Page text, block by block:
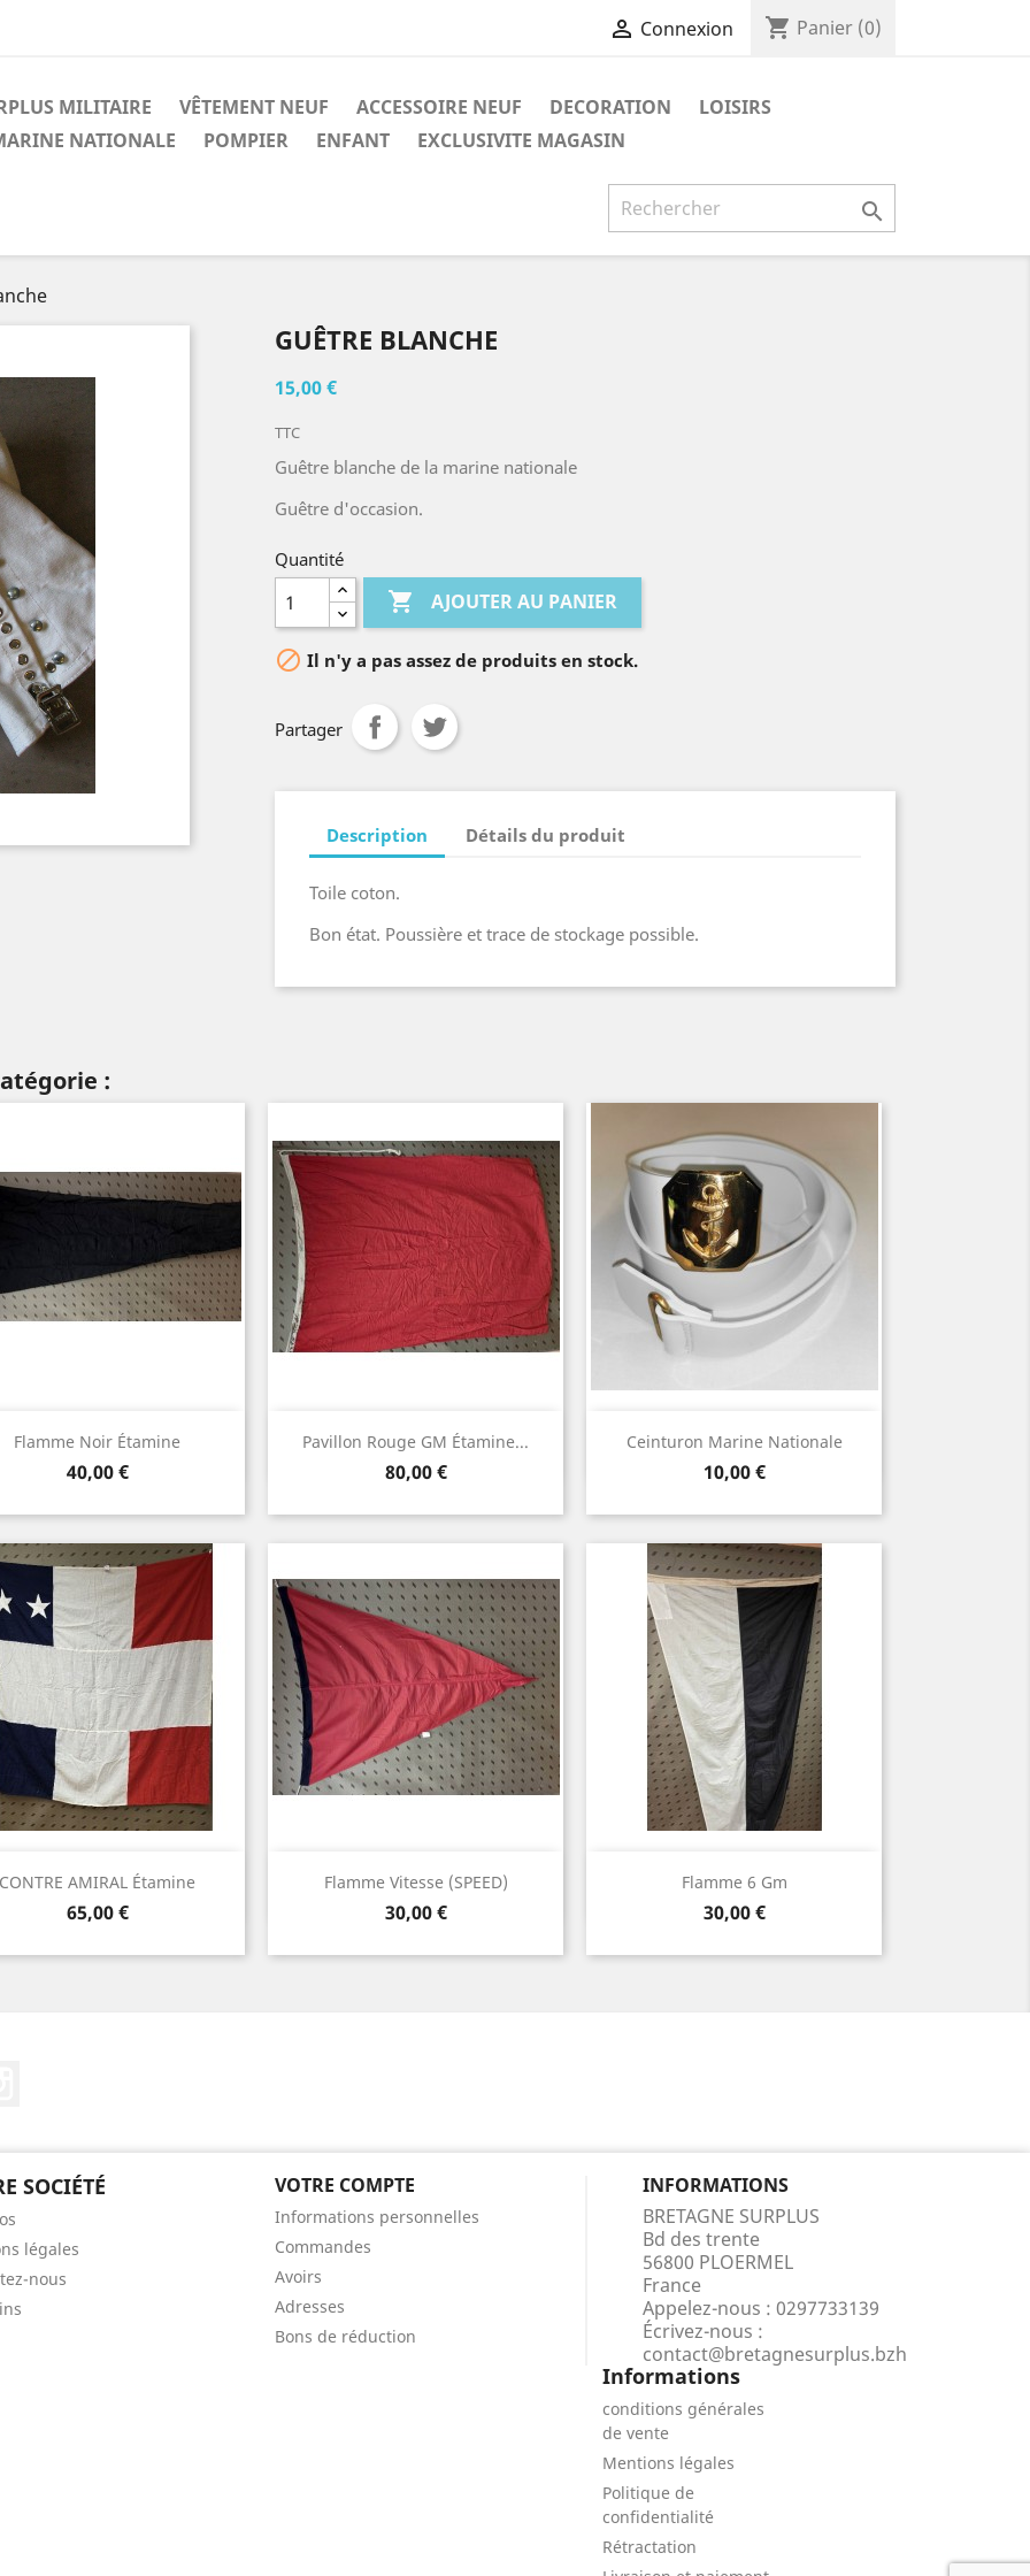
 Connexion shopping_cart Panier (0)
MILITAIRE VÊTEMENT NEUF ACCESSOIRE NEUF DECORATION
LOISIRS
NATIONALE POMPIER ENFANT EXCLUSIVITE MAGASIN

GUÊTRE BLANCHE
15,00 €
TTC
Guêtre blanche de la marine nationale
Guêtre d'occasion.
Quantité
 AJOUTER AU PANIER
 Il n'y a pas assez de produits en stock.
Partager
Description Détails du produit
Toile coton.
Bon état. Poussière et trace de stockage possible.
:
Flamme Noir Étamine
Prix
40,00 €
Aperçu rapide Pavillon Rouge GM Étamine...
Prix
80,00 €
 Aperçu rapide Ceinturon Marine Nationale
Prix
10,00 €
Aperçu rapide
CONTRE AMIRAL Étamine
Prix
65,00 €
Aperçu rapide Flamme Vitesse (SPEED)
Prix
30,00 €
Aperçu rapide Flamme 6 Gm
Prix
30,00 €
Aperçu rapide
SOCIÉTÉ
légales
nous
VOTRE COMPTE
Informations personnelles
Commandes
Avoirs
Adresses
Bons de réduction
INFORMATIONS
BRETAGNE SURPLUS
Bd des trente
56800 PLOERMEL
France
Appelez-nous : 0297733139
Écrivez-nous :
contact@bretagnesurplus.bzh
Informations
conditions générales
de vente
Mentions légales
Politique de
confidentialité
Rétractation